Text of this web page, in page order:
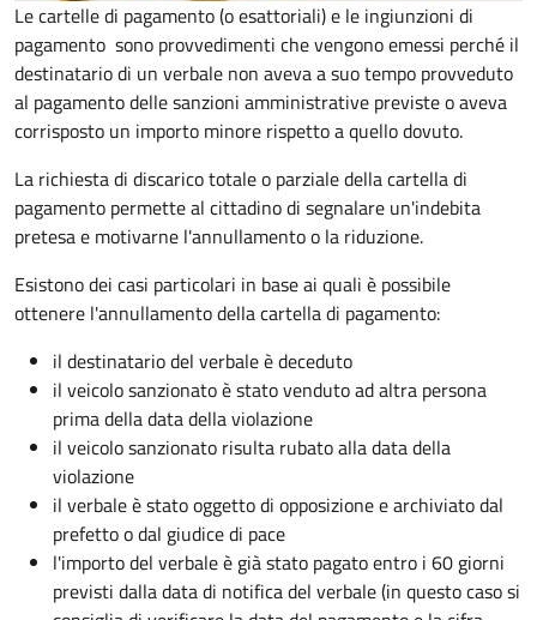
Le cartelle di pagamento (o esattoriali) e le ingiunzioni di
pagamento sono provvedimenti che vengono emessi perché il
destinatario di un verbale non aveva a suo tempo provveduto
al pagamento delle sanzioni amministrative previste o aveva
corrisposto un importo minore rispetto a quello dovuto.
La richiesta di discarico totale o parziale della cartella di
pagamento permette al cittadino di segnalare un'indebita
pretesa e motivarne l'annullamento o la riduzione.
Esistono dei casi particolari in base ai quali è possibile
ottenere l'annullamento della cartella di pagamento:
il destinatario del verbale è deceduto
il veicolo sanzionato è stato venduto ad altra persona
prima della data della violazione
il veicolo sanzionato risulta rubato alla data della
violazione
il verbale è stato oggetto di opposizione e archiviato dal
prefetto o dal giudice di pace
l'importo del verbale è già stato pagato entro i 60 giorni
previsti dalla data di notifica del verbale (in questo caso si